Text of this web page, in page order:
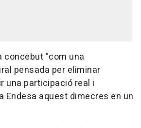
concebut "com una
pensada per eliminar
una participació real i
Endesa aquest dimecres en un